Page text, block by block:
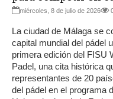
miércoles, 8 de julio de 2026
La ciudad de Málaga se
capital mundial del pádel
primera edición del FISU
Padel, una cita histórica
representantes de 20
del pádel en el programa